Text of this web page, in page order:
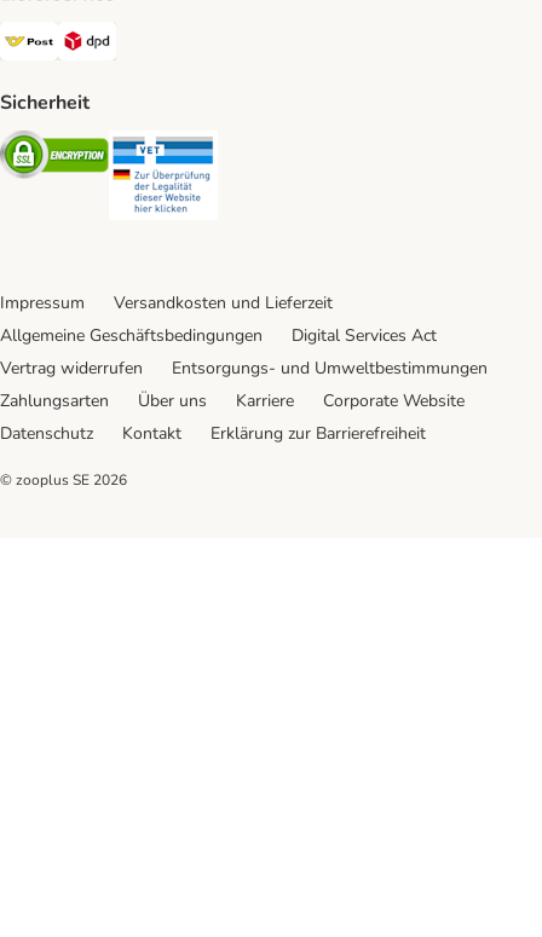
Österreichische Post Shipping Method
Sicherheit
Security
Impressum
Versandkosten und Lieferzeit
Allgemeine Geschäftsbedingungen
Digital Services Act
Vertrag widerrufen
Entsorgungs- und Umweltbestimmungen
Zahlungsarten
Über uns Karriere
Corporate Website
Datenschutz
Kontakt Erklärung zur Barrierefreiheit
© zooplus SE 2026